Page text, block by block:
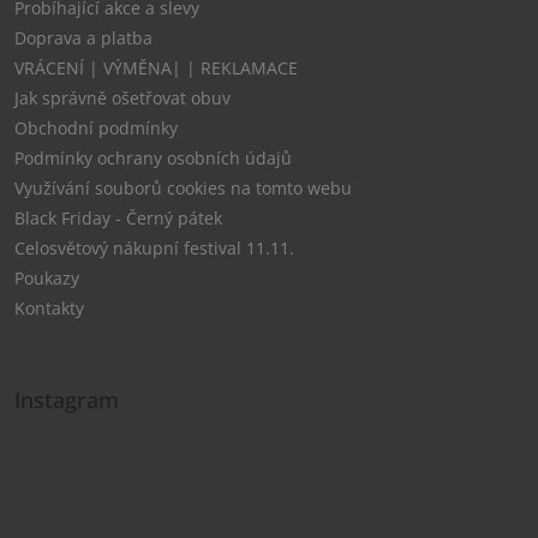
Probíhající akce a slevy
Doprava a platba
VRÁCENÍ | VÝMĚNA| | REKLAMACE
Jak správně ošetřovat obuv
Obchodní podmínky
Podmínky ochrany osobních údajů
Využívání souborů cookies na tomto webu
Black Friday - Černý pátek
Celosvětový nákupní festival 11.11.
Poukazy
Kontakty
Instagram